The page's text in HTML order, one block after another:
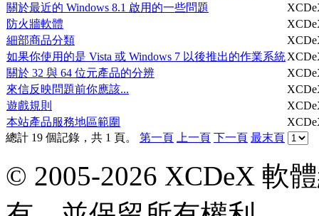
關於最近的 Windows 8.1 啟用的一些問題
防火牆軟體
細部商品分類
如果你使用的是 Vista 或 Windows 7 以後推出的作業系統
關於 32 與 64 位元產品的分辨
來信反映問題前你應該...
遊戲規則
本站產品服務地區範圍
總計 19 個記錄，共 1 頁。 第一頁 上一頁 下一頁 最末頁
© 2005-2026 XCDeX 軟